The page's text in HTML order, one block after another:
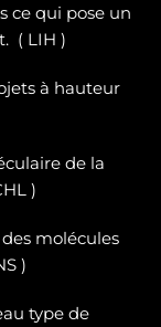
ce qui pose un
( LIH )
à hauteur
de la
)
molécules
)
type de